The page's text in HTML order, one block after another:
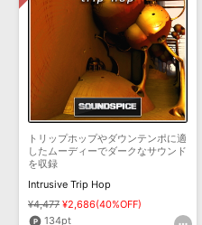
トリップホップやダウンテンポに適
したムーディーでダークなサウンド
を収録
Intrusive Trip Hop
¥4,477 ¥2,686(40%OFF)
134pt